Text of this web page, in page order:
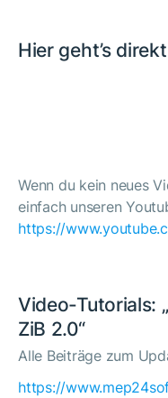
Hier geht’s
Wenn du kein neues
einfach unseren
https://
Video-Tutorials:
ZiB 2.0“
Alle Beiträge zum
https://